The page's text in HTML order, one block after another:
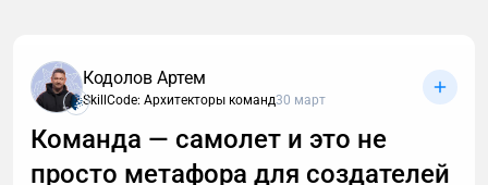
Кодолов Артем
SkillCode: Архитекторы команд30 март
Команда — самолет и это не
просто метафора для создателей